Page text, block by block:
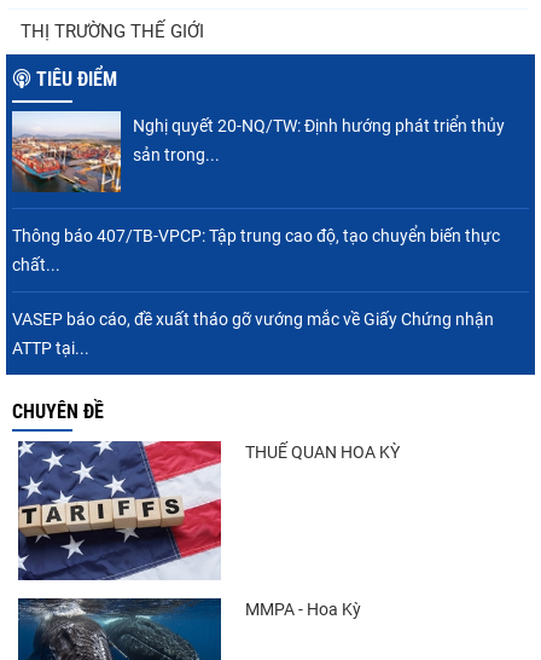
Thuế Mục 301 và bài toán thích ứng của
tôm Việt tại thị...
Nguồn cung giảm, giá cá rô phi Trung Quốc
Xuất khẩu cá ngừ Việt Nam sang Canada
THỊ TRƯỜNG THẾ GIỚI
TIÊU ĐIỂM
Nghị quyết 20-NQ/TW: Định hướng phát triển thủy
sản trong...
Thông báo 407/TB-VPCP: Tập trung cao độ, tạo chuyển biến thực
chất...
VASEP báo cáo, đề xuất tháo gỡ vướng mắc về Giấy Chứng nhận
ATTP tại...
CHUYÊN ĐỀ
THUẾ QUAN HOA KỲ
MMPA - Hoa Kỳ